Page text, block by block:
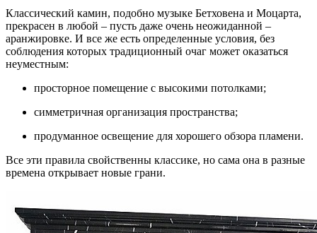
Классический камин, подобно музыке Бетховена и Моцарта,
прекрасен в любой – пусть даже очень неожиданной –
аранжировке. И все же есть определенные условия, без
соблюдения которых традиционный очаг может оказаться
неуместным:
просторное помещение с высокими потолками;
симметричная организация пространства;
продуманное освещение для хорошего обзора пламени.
Все эти правила свойственны классике, но сама она в разные
времена открывает новые грани.